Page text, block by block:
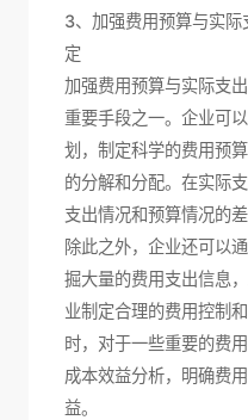
3、加强费用预算与实际
定
加强费用预算与实际支
重要手段之一。企业可
划，制定科学的费用预
的分解和分配。在实际
支出情况和预算情况的
除此之外，企业还可以
掘大量的费用支出信息
业制定合理的费用控制
时，对于一些重要的费
成本效益分析，明确费
益。